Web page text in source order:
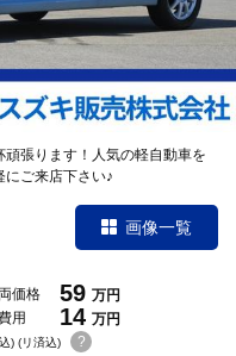
張ります！人気の軽自動車を
ご来店下さい♪
画像一覧
価格 59 万円
用
14 万円
) (リ済込) ?